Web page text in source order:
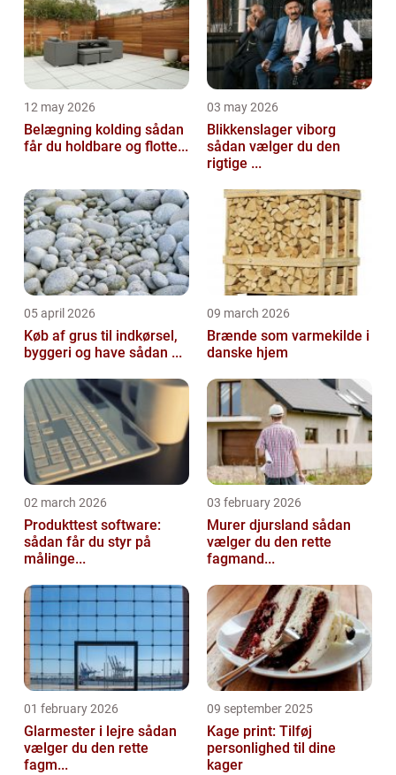
12 may 2026
Belægning kolding sådan
får du holdbare og flotte...
03 may 2026
Blikkenslager viborg
sådan vælger du den
rigtige ...
05 april 2026
Køb af grus til indkørsel,
byggeri og have sådan ...
09 march 2026
Brænde som varmekilde i
danske hjem
02 march 2026
Produkttest software:
sådan får du styr på
målinge...
03 february 2026
Murer djursland sådan
vælger du den rette
fagmand...
01 february 2026
Glarmester i lejre sådan
vælger du den rette
fagm...
09 september 2025
Kage print: Tilføj
personlighed til dine
kager